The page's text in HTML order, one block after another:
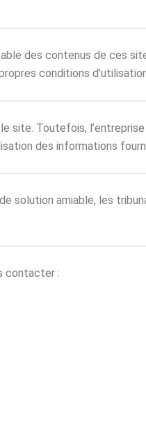
des contenus de ces
conditions
site. Toutefois,
des informations
solution amiable, les
contacter :